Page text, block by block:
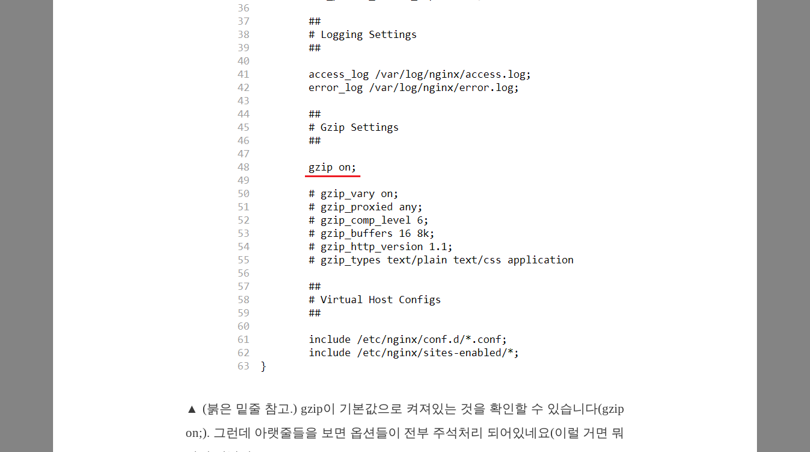
▲ (붉은 밑줄 참고.) gzip이 기본값으로 켜져있는 것을 확인할 수 있습니다(gzip
on;). 그런데 아랫줄들을 보면 옵션들이 전부 주석처리 되어있네요(이럴 거면 뭐